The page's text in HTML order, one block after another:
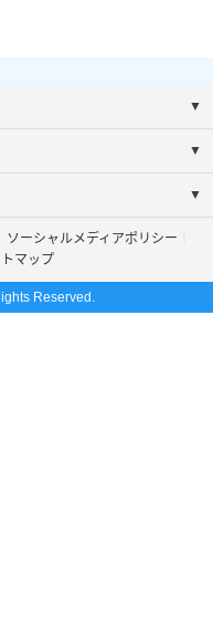
▼
▼
▼
ソーシャルメディアポリシー
マップ
Reserved.